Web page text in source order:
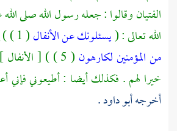
الفتيان وقالوا : جعله رسول الله صلى
الله تعالى : (يسئلونك عن الأنفال( 1 ) ) إلى قوله : (
من المؤمنين لكارهون
( 5 ) ) [
خيرا لهم . فكذلك أيضا : أطيعوني فإني
أخرجهأبو داود.